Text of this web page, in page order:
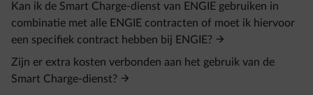
Kan ik de Smart Charge-dienst van ENGIE gebruiken in
combinatie met alle ENGIE contracten of moet ik hiervoor
een specifiek contract hebben bij ENGIE?
Zijn er extra kosten verbonden aan het gebruik van de
Smart Charge-dienst?